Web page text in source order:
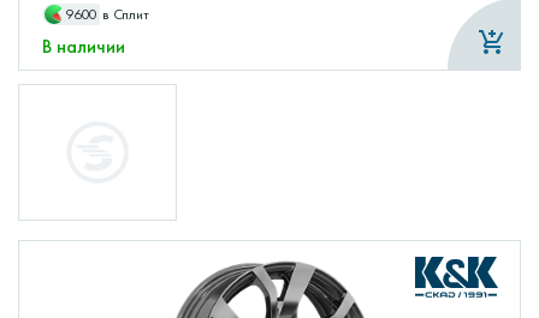
9600 в Сплит
В наличии